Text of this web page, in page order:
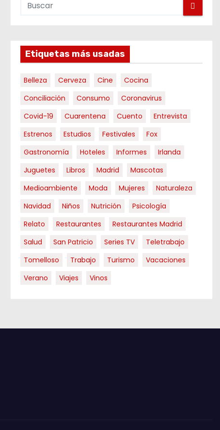
Etiquetas más usadas
Belleza Cerveza Cine
Cocina
Conciliación
Consumo
Coronavirus
Covid-19
Cuarentena Cuento
Entrevista
Estrenos
Estudios Festivales
Fox
Gastronomía
Hoteles Informes
Irlanda
Juguetes
Libros Madrid
Mascotas
Medioambiente
Moda Mujeres
Naturaleza
Navidad
Niños Nutrición
Psicología
Relato
Restaurantes
Restaurantes Madrid
Salud
San Patricio Series TV
Teletrabajo
Tomelloso
Trabajo Turismo
Vacaciones
Verano
Viajes Vinos